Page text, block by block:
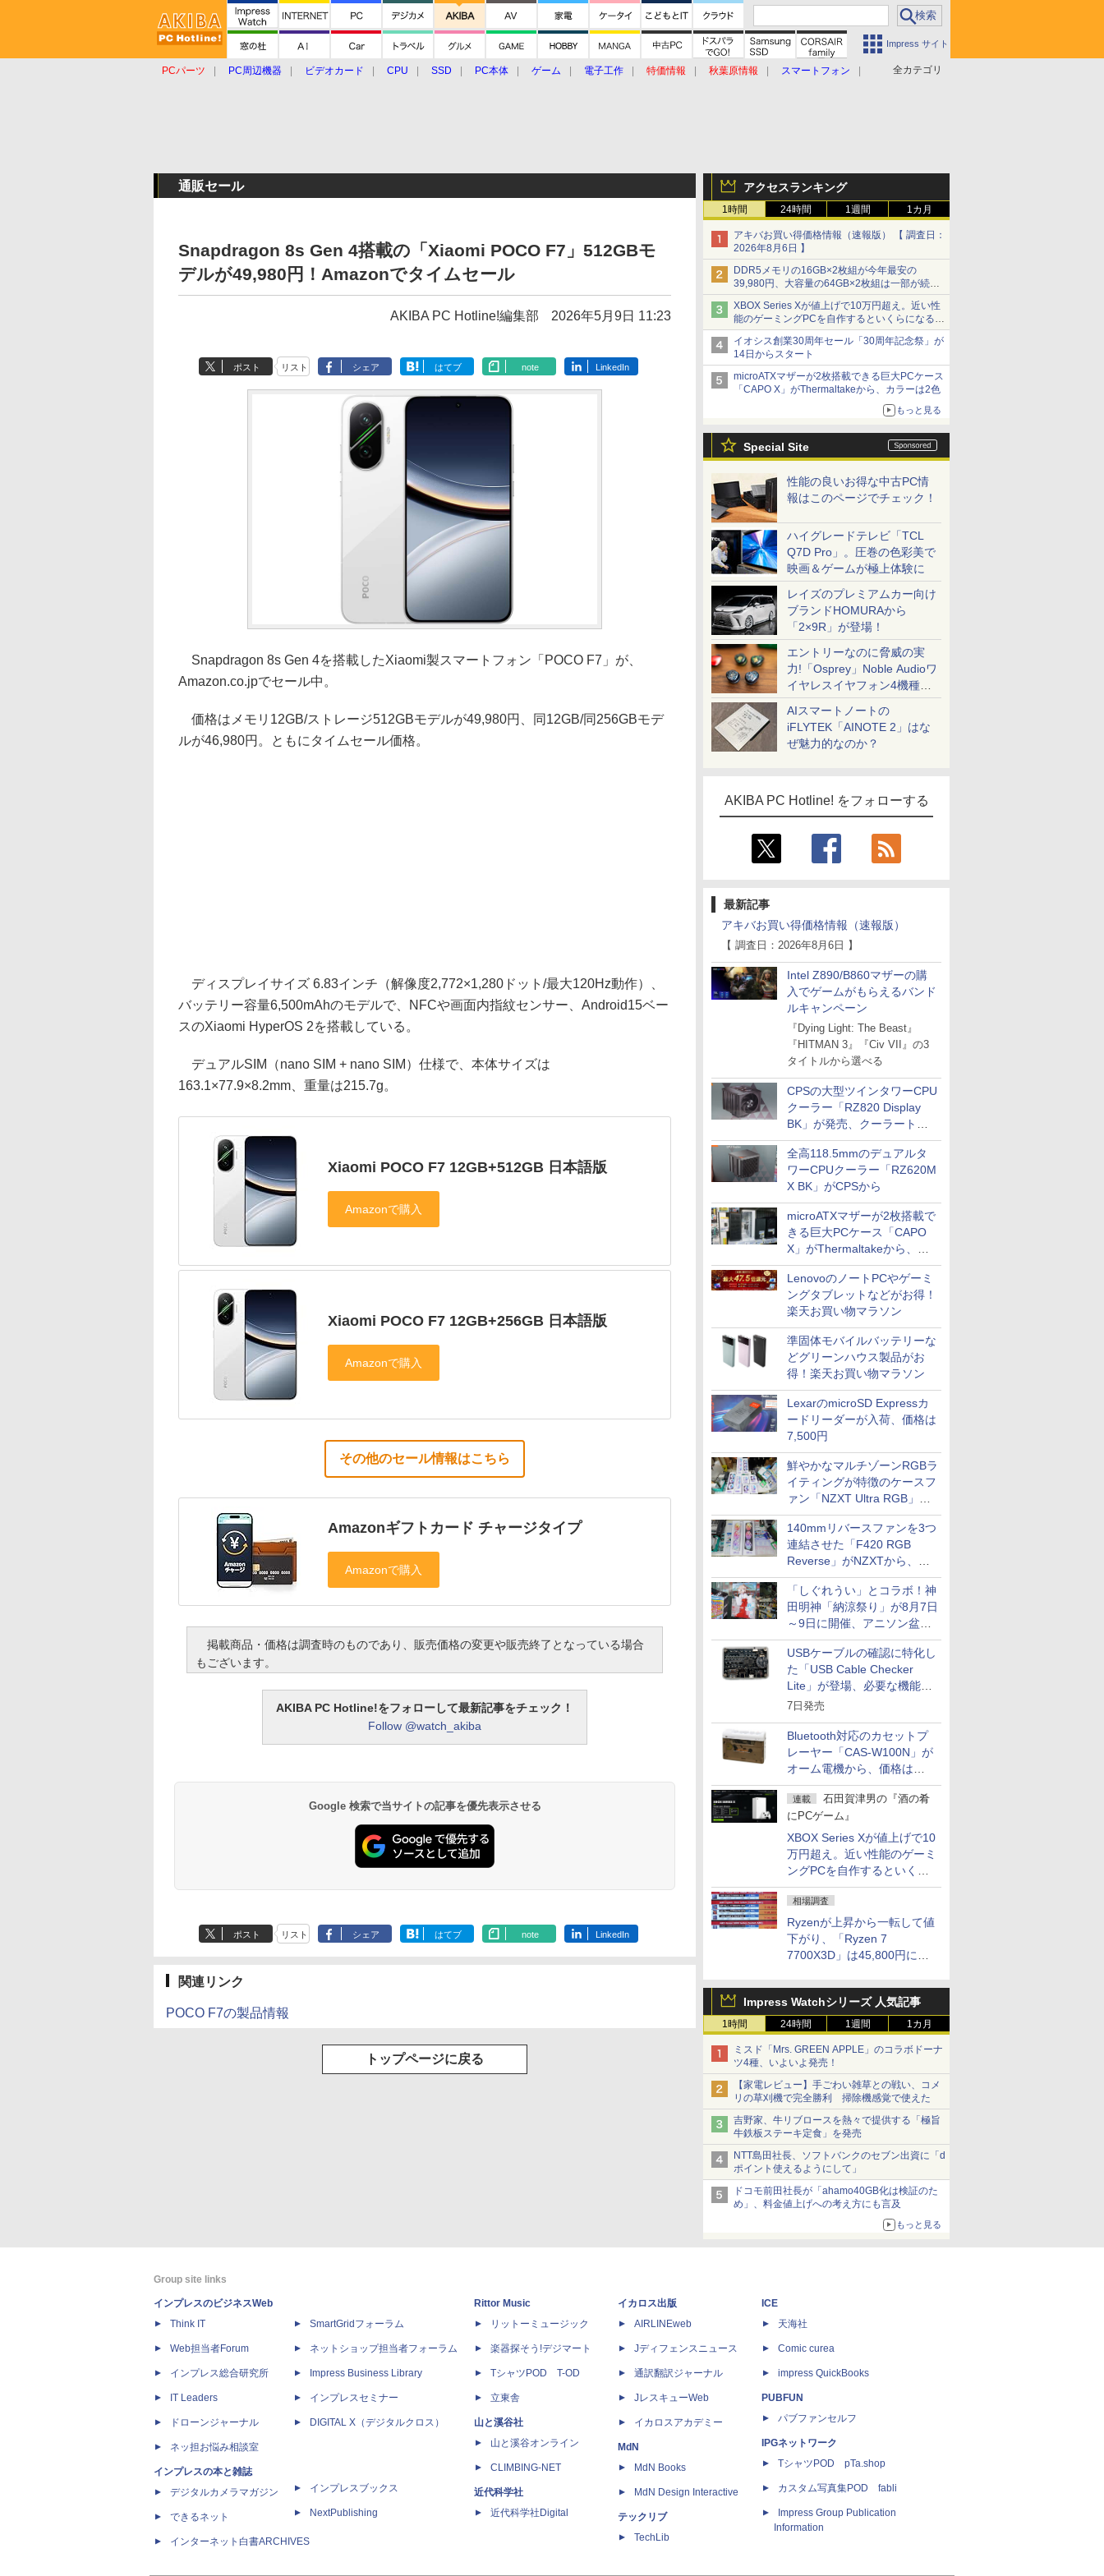
Impress サイト
全カテゴリ
PCパーツ PC周辺機器 ビデオカード CPU SSD PC本体 ゲーム 電子工作 特価情報 秋葉原情報
スマートフォン
アクセスランキング
1時間 24時間 1週間 1カ月
アキバお買い得価格情報（速報版） 【 調査日：
2026年8月6日 】
DDR5メモリの16GB×2枚組が今年最安の
39,980円、大容量の64GB×2枚組は一部が続騰
[8月前半のメモリ価格]
XBOX Series Xが値上げで10万円超え。近い性
能のゲーミングPCを自作するといくらになる？
【石田賀津男の『酒の肴にPCゲーム』】
イオシス創業30周年セール「30周年記念祭」が
14日からスタート
microATXマザーが2枚搭載できる巨大PCケース
「CAPO X」がThermaltakeから、カラーは2色
もっと見る
Special Site
性能の良いお得な中古PC情
報はこのページでチェック！
ハイグレードテレビ「TCL
Q7D Pro」。圧巻の色彩美で
映画＆ゲームが極上体験に
レイズのプレミアムカー向け
ブランドHOMURAから
「2×9R」が登場！
エントリーなのに脅威の実
力!「Osprey」Noble Audioワ
イヤレスイヤフォン4機種を
一気に聴く
AIスマートノートの
iFLYTEK「AINOTE 2」はな
ぜ魅力的なのか？
AKIBA PC Hotline! をフォローする
最新記事
アキバお買い得価格情報（速報版）
【 調査日：2026年8月6日 】
Intel Z890/B860マザーの購
入でゲームがもらえるバンド
ルキャンペーン
『Dying Light: The Beast』
『HITMAN 3』『Civ VII』の3
タイトルから選べる
CPSの大型ツインタワーCPU
クーラー「RZ820 Display
BK」が発売、クーラートッ
プに5インチ液晶搭載
全高118.5mmのデュアルタ
ワーCPUクーラー「RZ620M
X BK」がCPSから
microATXマザーが2枚搭載で
きる巨大PCケース「CAPO
X」がThermaltakeから、カ
ラーは2色
LenovoのノートPCやゲーミ
ングタブレットなどがお得！
楽天お買い物マラソン
準固体モバイルバッテリーな
どグリーンハウス製品がお
得！楽天お買い物マラソン
LexarのmicroSD Expressカ
ードリーダーが入荷、価格は
7,500円
鮮やかなマルチゾーンRGBラ
イティングが特徴のケースフ
ァン「NZXT Ultra RGB」が
発売、計8製品
140mmリバースファンを3つ
連結させた「F420 RGB
Reverse」がNZXTから、単
一フレーム採用
「しぐれうい」とコラボ！神
田明神「納涼祭り」が8月7日
～9日に開催、アニソン盆踊
りや屋台グルメなどもあり
USBケーブルの確認に特化し
た「USB Cable Checker
Lite」が登場、必要な機能を
凝縮しコンパクトに
7日発売
Bluetooth対応のカセットプ
レーヤー「CAS-W100N」が
オーム電機から、価格は
5,940円
連載
石田賀津男の『酒の肴
にPCゲーム』
XBOX Series Xが値上げで10
万円超え。近い性能のゲーミ
ングPCを自作するといくら
になる？
相場調査
Ryzenが上昇から一転して値
下がり、「Ryzen 7
7700X3D」は45,800円に急
との価格逆転解消 [8月前半の
CPU価格]
Impress Watchシリーズ 人気記事
1時間 24時間 1週間 1カ月
ミスド「Mrs. GREEN APPLE」のコラボドーナ
ツ4種、いよいよ発売！
【家電レビュー】手ごわい雑草との戦い、コメ
リの草刈機で完全勝利 掃除機感覚で使えた
吉野家、牛リブロースを熱々で提供する「極旨
牛鉄板ステーキ定食」を発売
NTT島田社長、ソフトバンクのセブン出資に「d
ポイント使えるようにして」
ドコモ前田社長が「ahamo40GB化は検証のた
め」、料金値上げへの考え方にも言及
もっと見る
通販セール
Snapdragon 8s Gen 4搭載の「Xiaomi POCO F7」512GBモ
デルが49,980円！Amazonでタイムセール
AKIBA PC Hotline!編集部 2026年5月9日 11:23
ポスト リスト シェア はてブ note LinkedIn
Snapdragon 8s Gen 4を搭載したXiaomi製スマートフォン「POCO F7」が、
Amazon.co.jpでセール中。
価格はメモリ12GB/ストレージ512GBモデルが49,980円、同12GB/同256GBモデ
ルが46,980円。ともにタイムセール価格。
ディスプレイサイズ 6.83インチ（解像度2,772×1,280ドット/最大120Hz動作）、
バッテリー容量6,500mAhのモデルで、NFCや画面内指紋センサー、Android15ベー
スのXiaomi HyperOS 2を搭載している。
デュアルSIM（nano SIM + nano SIM）仕様で、本体サイズは
163.1×77.9×8.2mm、重量は215.7g。
Xiaomi POCO F7 12GB+512GB 日本語版
Xiaomi POCO F7 12GB+256GB 日本語版
その他のセール情報はこちら
Amazonギフトカード チャージタイプ
掲載商品・価格は調査時のものであり、販売価格の変更や販売終了となっている場合
もございます。
AKIBA PC Hotline!をフォローして最新記事をチェック！
Follow @watch_akiba
Google 検索で当サイトの記事を優先表示させる
ポスト リスト シェア はてブ note LinkedIn
関連リンク
POCO F7の製品情報
トップページに戻る
Group site links
インプレスのビジネスWeb
Think IT
Web担当者Forum
インプレス総合研究所
IT Leaders
ドローンジャーナル
ネッ担お悩み相談室
インプレスの本と雑誌
デジタルカメラマガジン
できるネット
インターネット白書ARCHIVES
SmartGridフォーラム
ネットショップ担当者フォーラム
Impress Business Library
インプレスセミナー
DIGITAL X（デジタルクロス）
インプレスブックス
NextPublishing
Rittor Music
リットーミュージック
楽器探そう!デジマート
TシャツPOD T-OD
立東舎
山と溪谷社
山と溪谷オンライン
CLIMBING-NET
近代科学社
近代科学社Digital
イカロス出版
AIRLINEweb
Jディフェンスニュース
通訳翻訳ジャーナル
JレスキューWeb
イカロスアカデミー
MdN
MdN Books
MdN Design Interactive
テックリブ
TechLib
ICE
天海社
Comic curea
impress QuickBooks
PUBFUN
パブファンセルフ
IPGネットワーク
TシャツPOD pTa.shop
カスタム写真集POD fabli
Impress Group Publication
Information